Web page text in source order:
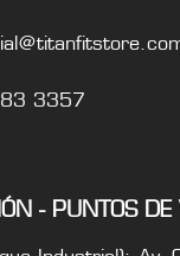
3357
- PUNTOS DE